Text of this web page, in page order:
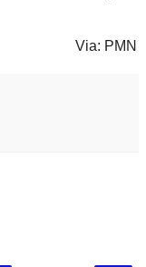
Via: PMN